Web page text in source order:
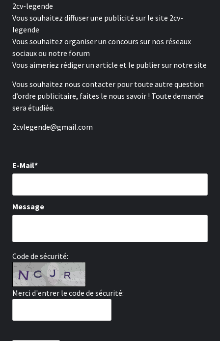
2cv-legende
Vous souhaitez diffuser une publicité sur le site 2cv-
legende
Vous souhaitez organiser un concours sur nos réseaux
sociaux ou notre forum
Vous aimeriez rédiger un article et le publier sur notre site
Vous souhaitez nous contacter pour toute autre question
d’ordre publicitaire, faites le nous savoir ! Toute demande
sera étudiée.
2cvlegende@gmail.com
E-Mail*
Message
Code de sécurité:
Merci d'entrer le code de sécurité: